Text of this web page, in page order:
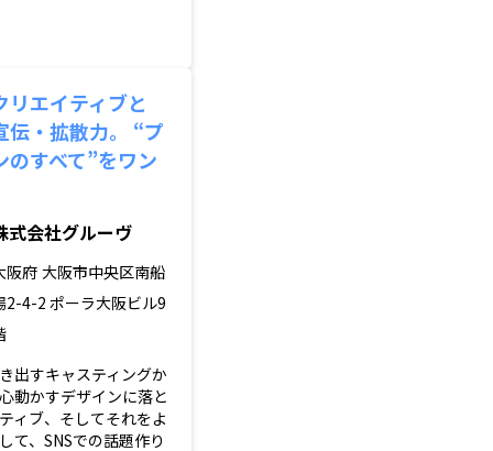
リエイティブと
伝・拡散力。 “プ
のすべて”をワン
式会社グルーヴ
阪府 大阪市中央区南船
2-4-2 ポーラ大阪ビル9
出すキャスティングか
動かすデザインに落と
ィブ、そしてそれをよ
て、SNSでの話題作り